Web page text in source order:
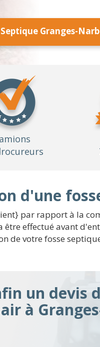
Granges-
d'une
par rapport à la
effectué avant
de votre fosse
un devis
à